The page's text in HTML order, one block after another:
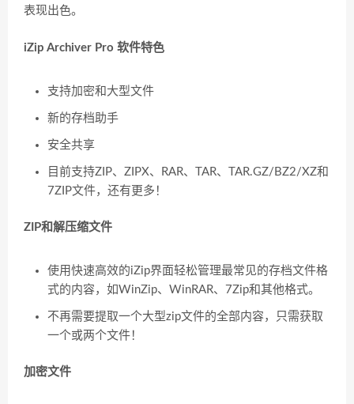
表现出色。
iZip Archiver Pro 软件特色
支持加密和大型文件
新的存档助手
安全共享
目前支持ZIP、ZIPX、RAR、TAR、TAR.GZ/BZ2/XZ和
7ZIP文件，还有更多！
ZIP和解压缩文件
使用快速高效的iZip界面轻松管理最常见的存档文件格
式的内容，如WinZip、WinRAR、7Zip和其他格式。
不再需要提取一个大型zip文件的全部内容，只需获取
一个或两个文件！
加密文件